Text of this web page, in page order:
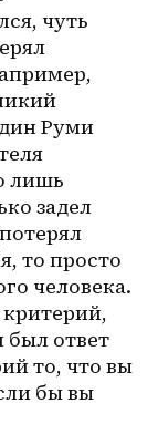
чуть
Руми
лишь
задел
то просто
человека.
был ответ
то, что вы
бы вы